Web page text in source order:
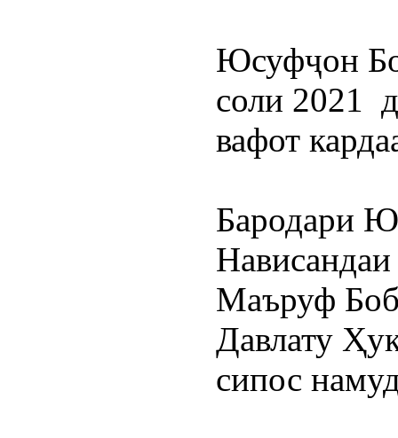
Юсуфҷон
соли 2021
вафот
Бародари
Маъруф
Давлату
сипос